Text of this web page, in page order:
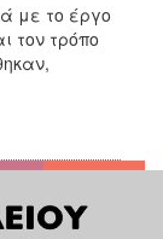
με το έργο
τον τρόπο